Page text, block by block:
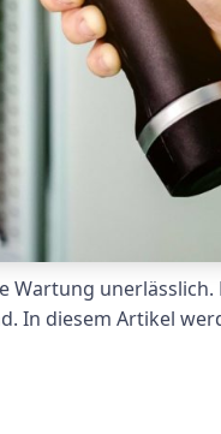
In diesem Artikel